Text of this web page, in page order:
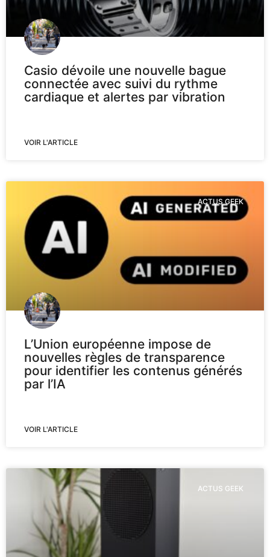
Casio dévoile une nouvelle bague
connectée avec suivi du rythme
cardiaque et alertes par vibration
VOIR L'ARTICLE
ACTUS GEEK
L’Union européenne impose de
nouvelles règles de transparence
pour identifier les contenus générés
par l’IA
VOIR L'ARTICLE
ACTUS GEEK